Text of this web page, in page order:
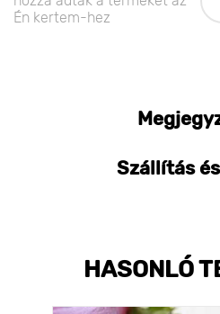
Én kertem-hez
Szállítás
HASONLÓ